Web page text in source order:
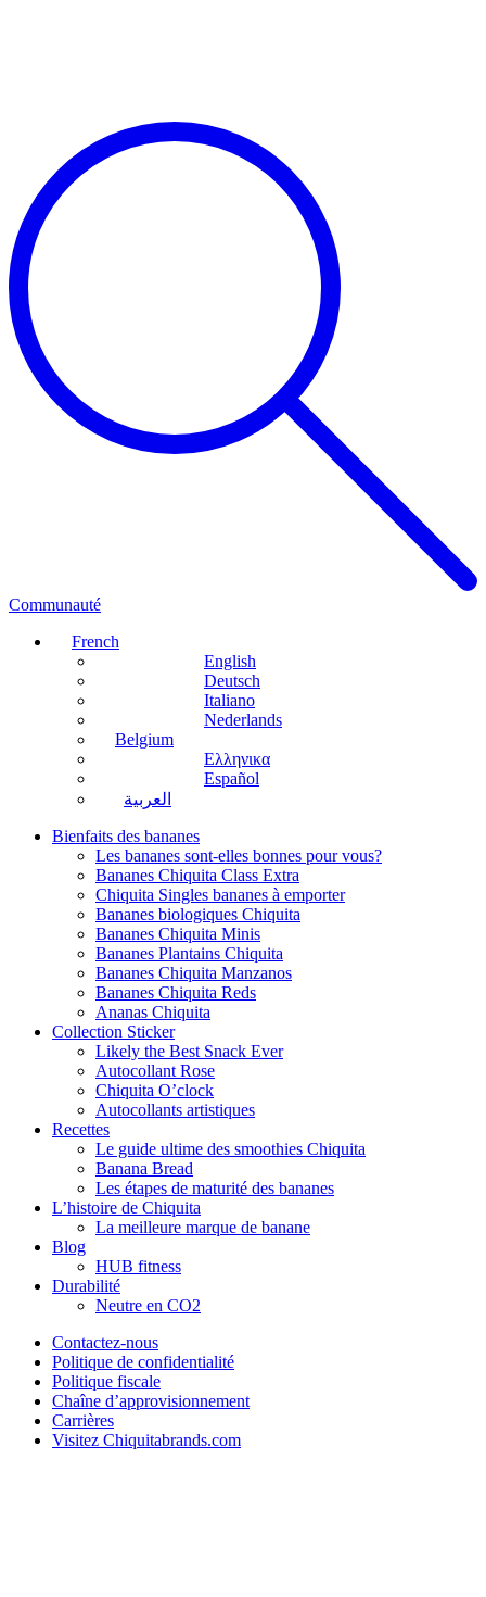
Communauté
French
English
Deutsch
Italiano
Nederlands
Belgium
Ελληνικα
Español
العربية
Bienfaits des bananes
Les bananes sont-elles bonnes pour vous?
Bananes Chiquita Class Extra
Chiquita Singles bananes à emporter
Bananes biologiques Chiquita
Bananes Chiquita Minis
Bananes Plantains Chiquita
Bananes Chiquita Manzanos
Bananes Chiquita Reds
Ananas Chiquita
Collection Sticker
Likely the Best Snack Ever
Autocollant Rose
Chiquita O’clock
Autocollants artistiques
Recettes
Le guide ultime des smoothies Chiquita
Banana Bread
Les étapes de maturité des bananes
L’histoire de Chiquita
La meilleure marque de banane
Blog
HUB fitness
Durabilité
Neutre en CO2
Contactez-nous
Politique de confidentialité
Politique fiscale
Chaîne d’approvisionnement
Carrières
Visitez Chiquitabrands.com